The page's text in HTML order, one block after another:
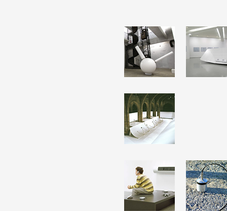
Actions
Documentation
Visites d'ateliers
Production vidéo
Formation